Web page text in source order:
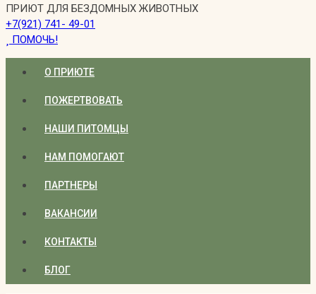
ПРИЮТ ДЛЯ БЕЗДОМНЫХ ЖИВОТНЫХ
+7(921) 741- 49-01
ПОМОЧЬ!
О ПРИЮТЕ
ПОЖЕРТВОВАТЬ
НАШИ ПИТОМЦЫ
НАМ ПОМОГАЮТ
ПАРТНЕРЫ
ВАКАНСИИ
КОНТАКТЫ
БЛОГ